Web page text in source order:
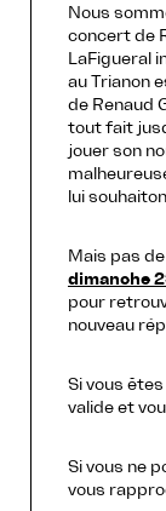
Nous
concert de
LaFigueral
au Trianon
de Renaud
tout fait
jouer son
lui
Mais pas
dimanche
pour
nouveau
Si vous
valide et
Si vous ne
vous